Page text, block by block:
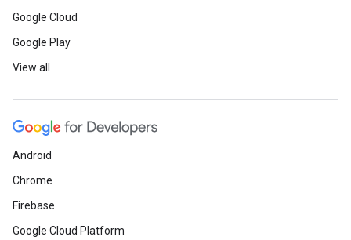
Google Cloud
Google Play
View all
Android
Chrome
Firebase
Google Cloud Platform